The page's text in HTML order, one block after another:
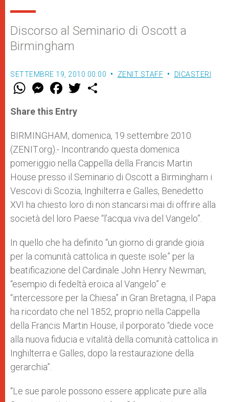
Discorso al Seminario di Oscott a
Birmingham
SETTEMBRE 19, 2010 00:00 ZENIT STAFF DICASTERI
W
t
s
p
p
M
e
s
e
g
e
r
F
a
e
b
o
k
w
r
Share this Entry
BIRMINGHAM, domenica, 19 settembre 2010
(ZENIT.org).- Incontrando questa domenica
pomeriggio nella Cappella della Francis Martin
House presso il Seminario di Oscott a Birmingham i
Vescovi di Scozia, Inghilterra e Galles, Benedetto
XVI ha chiesto loro di non stancarsi mai di offrire alla
società del loro Paese “l’acqua viva del Vangelo”.
In quello che ha definito “un giorno di grande gioia
per la comunità cattolica in queste isole” per la
beatificazione del Cardinale John Henry Newman,
“esempio di fedeltà eroica al Vangelo” e
“intercessore per la Chiesa” in Gran Bretagna, il Papa
ha ricordato che nel 1852, proprio nella Cappella
della Francis Martin House, il porporato “diede voce
alla nuova fiducia e vitalità della comunità cattolica in
Inghilterra e Galles, dopo la restaurazione della
gerarchia”.
“Le sue parole possono essere applicate pure alla